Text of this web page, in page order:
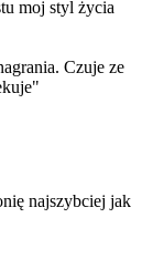
moj styl życia
Czuje ze
najszybciej jak